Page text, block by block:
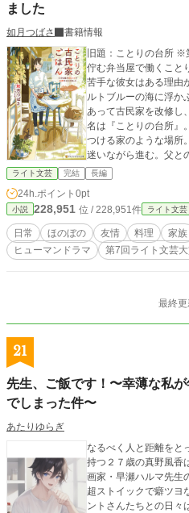
ました
如月つばさ
書籍情報
旧題：ことりの台所 ※第7回ライト文芸大賞・奨励賞 都会に
佇む弁当屋で働くこと
苦手な彼女はある理由
ルトブルーの海に浮
あって古民家を改修し
名は『ことりの台所』
つける家のような場所
迷いながら進む。父と
い。これは美味しいご
の物語。
ライト文芸 完結 長編
24h.ポイント 0pt
小説 228,951 位 / 228,951件 ライト文芸
日常 ほのぼの 友情 料理 家族
ヒューマンドラマ
第7回ライト文芸
最終
21
先生、ご飯です！〜幸薄な私
でしまった件〜
あたりゆらぎ
なるべく人と距離をと
持つ２７歳の真野風香
画家・早瀬ハルマ先生
超ストイックで癖ツヨ
ントさんたちとの日